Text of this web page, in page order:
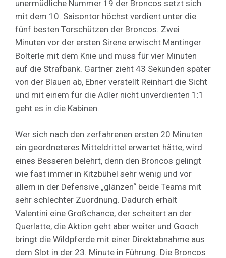
unermüdliche Nummer 19 der Broncos setzt sich
mit dem 10. Saisontor höchst verdient unter die
fünf besten Torschützen der Broncos. Zwei
Minuten vor der ersten Sirene erwischt Mantinger
Bolterle mit dem Knie und muss für vier Minuten
auf die Strafbank. Gartner zieht 43 Sekunden später
von der Blauen ab, Ebner verstellt Reinhart die Sicht
und mit einem für die Adler nicht unverdienten 1:1
geht es in die Kabinen.
Wer sich nach den zerfahrenen ersten 20 Minuten
ein geordneteres Mitteldrittel erwartet hätte, wird
eines Besseren belehrt, denn den Broncos gelingt
wie fast immer in Kitzbühel sehr wenig und vor
allem in der Defensive „glänzen“ beide Teams mit
sehr schlechter Zuordnung. Dadurch erhält
Valentini eine Großchance, der scheitert an der
Querlatte, die Aktion geht aber weiter und Gooch
bringt die Wildpferde mit einer Direktabnahme aus
dem Slot in der 23. Minute in Führung. Die Broncos